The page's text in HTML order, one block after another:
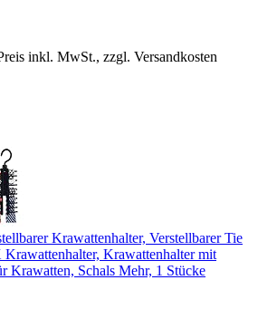
inkl. MwSt., zzgl. Versandkosten
Krawattenhalter, Verstellbarer Tie
Krawattenhalter, Krawattenhalter mit
Krawatten, Schals Mehr, 1 Stücke